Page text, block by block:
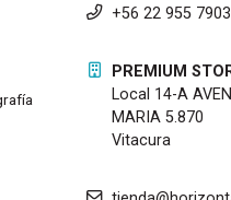
+56 22 955 7903
PREMIUM
Local 14-A
MARIA 5.870
Vitacura